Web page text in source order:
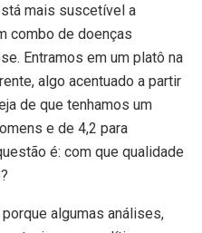
mais suscetível a
combo de doenças
Entramos em um platô na
algo acentuado a partir
de que tenhamos um
e de 4,2 para
é: com que qualidade
algumas análises,